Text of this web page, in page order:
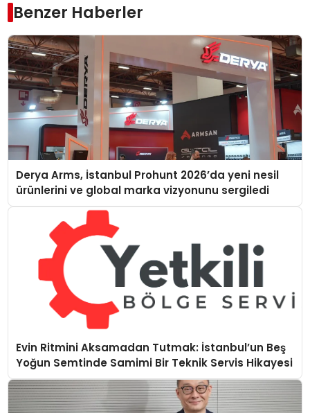
Benzer Haberler
Derya Arms, İstanbul Prohunt 2026’da yeni nesil
ürünlerini ve global marka vizyonunu sergiledi
Evin Ritmini Aksamadan Tutmak: İstanbul’un Beş
Yoğun Semtinde Samimi Bir Teknik Servis Hikayesi